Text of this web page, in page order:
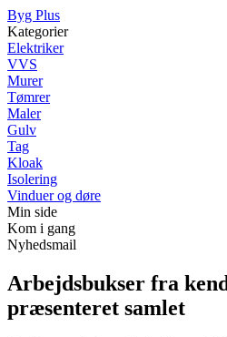
Byg Plus
Kategorier
Elektriker
VVS
Murer
Tømrer
Maler
Gulv
Tag
Kloak
Isolering
Vinduer og døre
Min side
Kom i gang
Nyhedsmail
Arbejdsbukser fra
præsenteret samlet